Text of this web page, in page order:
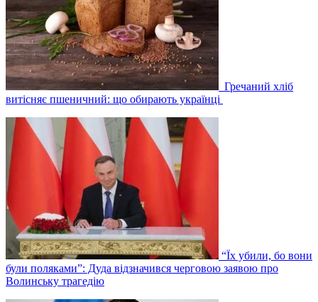
Гречаний хліб
витісняє пшеничний: що обирають українці
“Їх убили, бо вони
були поляками”: Дуда відзначився черговою заявою про
Волинську трагедію